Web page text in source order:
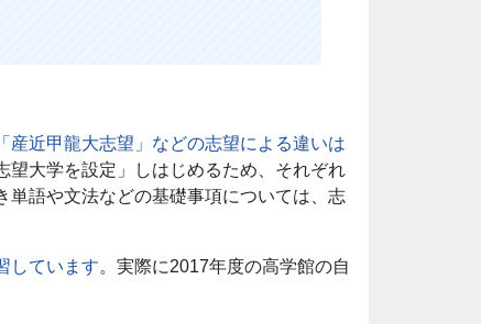
産近甲龍大志望」などの志望による違いは
望大学を設定」しはじめるため、それぞれ
単語や文法などの基礎事項については、志
しています。実際に2017年度の高学館の自